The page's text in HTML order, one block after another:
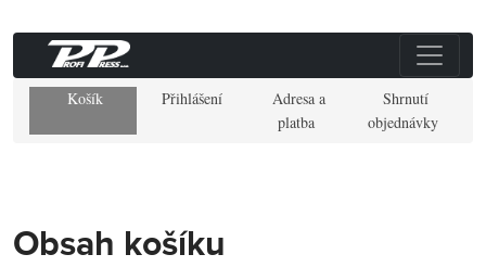
Košík Přihlášení
Adresa a
platba
Shrnutí
objednávky
Obsah košíku